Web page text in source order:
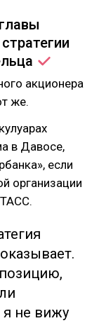
акционера
же.
в Давосе,
если
организации
ТАСС.
я не вижу